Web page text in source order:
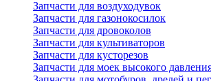
Запчасти для воздуходувок
Запчасти для газонокосилок
Запчасти для дровоколов
Запчасти для культиваторов
Запчасти для кусторезов
Запчасти для моек высокого